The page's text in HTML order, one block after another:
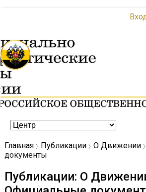
Главная Публикации О Движении
документы
Публикации: О